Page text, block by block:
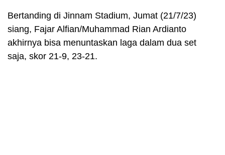
Bertanding di Jinnam Stadium, Jumat (21/7/23)
siang, Fajar Alfian/Muhammad Rian Ardianto
akhirnya bisa menuntaskan laga dalam dua set
saja, skor 21-9, 23-21.